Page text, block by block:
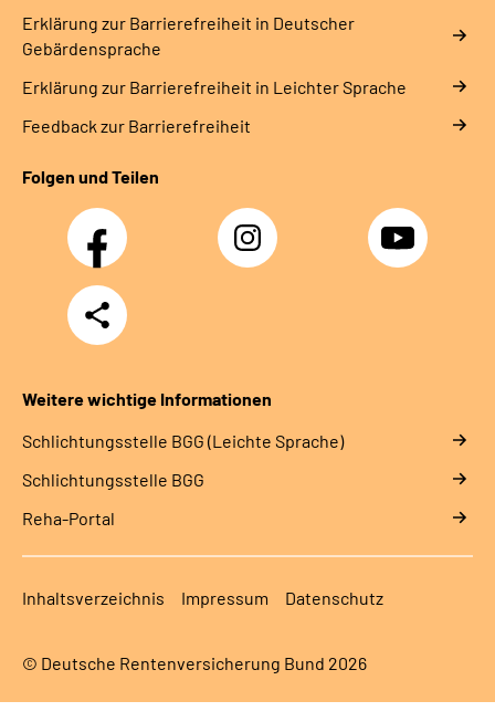
Erklärung zur Barrierefreiheit in Deutscher
Gebärdensprache
Erklärung zur Barrierefreiheit in Leichter Sprache
Feedback zur Barrierefreiheit
Folgen und Teilen
Facebook Instagram YouTube
Teilen
Weitere wichtige Informationen
Schlich­tungs­stel­le BGG (Leichte Sprache)
Schlich­tungs­stel­le BGG
Reha-Portal
Inhaltsverzeichnis Impressum Datenschutz
© Deutsche Rentenversicherung Bund 2026